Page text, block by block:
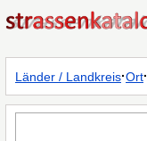
Länder / Landkreis·Ort·